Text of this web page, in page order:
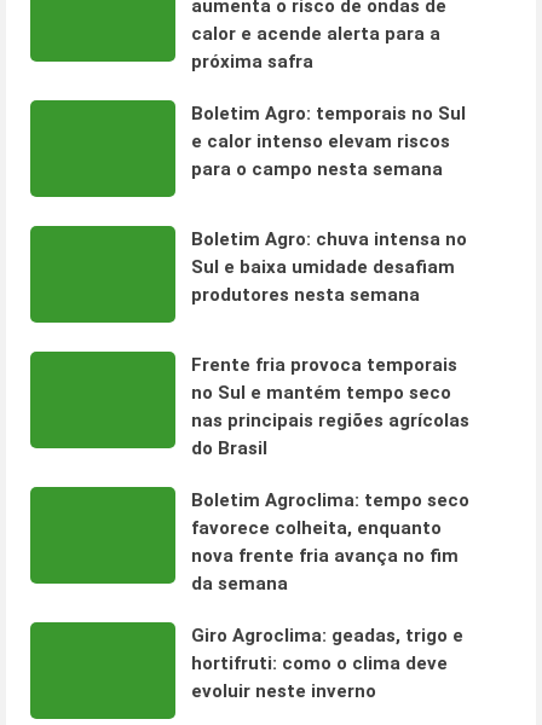
aumenta o risco de ondas de
calor e acende alerta para a
próxima safra
Boletim Agro: temporais no Sul
e calor intenso elevam riscos
para o campo nesta semana
Boletim Agro: chuva intensa no
Sul e baixa umidade desafiam
produtores nesta semana
Frente fria provoca temporais
no Sul e mantém tempo seco
nas principais regiões agrícolas
do Brasil
Boletim Agroclima: tempo seco
favorece colheita, enquanto
nova frente fria avança no fim
da semana
Giro Agroclima: geadas, trigo e
hortifruti: como o clima deve
evoluir neste inverno